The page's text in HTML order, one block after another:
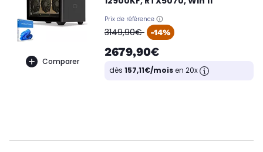
Comparer
Prix de référence
oldPrice
3149,90€ -14%
2679,90€
dès 157,11€/moisen 20x